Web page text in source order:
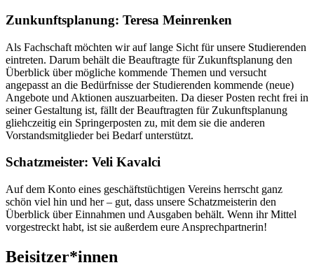
Zunkunftsplanung: Teresa Meinrenken
Als Fachschaft möchten wir auf lange Sicht für unsere Studierenden
eintreten. Darum behält die Beauftragte für Zukunftsplanung den
Überblick über mögliche kommende Themen und versucht
angepasst an die Bedürfnisse der Studierenden kommende (neue)
Angebote und Aktionen auszuarbeiten. Da dieser Posten recht frei in
seiner Gestaltung ist, fällt der Beauftragten für Zukunftsplanung
gliehczeitig ein Springerposten zu, mit dem sie die anderen
Vorstandsmitglieder bei Bedarf unterstützt.
Schatzmeister: Veli Kavalci
Auf dem Konto eines geschäftstüchtigen Vereins herrscht ganz
schön viel hin und her – gut, dass unsere Schatzmeisterin den
Überblick über Einnahmen und Ausgaben behält. Wenn ihr Mittel
vorgestreckt habt, ist sie außerdem eure Ansprechpartnerin!
Beisitzer*innen